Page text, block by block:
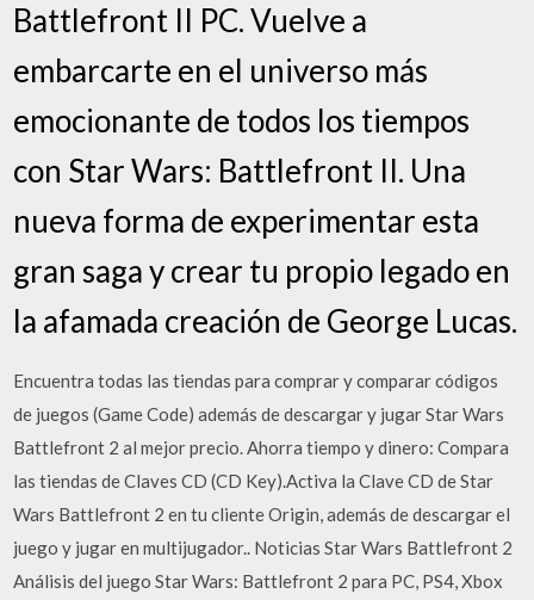
Battlefront II PC. Vuelve a
embarcarte en el universo más
emocionante de todos los tiempos
con Star Wars: Battlefront II. Una
nueva forma de experimentar esta
gran saga y crear tu propio legado en
la afamada creación de George Lucas.
Encuentra todas las tiendas para comprar y comparar códigos
de juegos (Game Code) además de descargar y jugar Star Wars
Battlefront 2 al mejor precio. Ahorra tiempo y dinero: Compara
las tiendas de Claves CD (CD Key).Activa la Clave CD de Star
Wars Battlefront 2 en tu cliente Origin, además de descargar el
juego y jugar en multijugador.. Noticias Star Wars Battlefront 2
Análisis del juego Star Wars: Battlefront 2 para PC, PS4, Xbox